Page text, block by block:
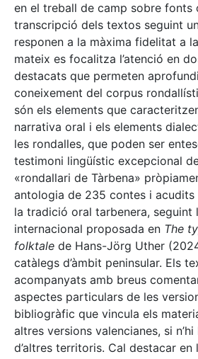
en el treball de camp sobre fonts
transcripció dels textos seguint
responen a la màxima fidelitat a
mateix es focalitza l’atenció en
destacats que permeten
coneixement del corpus
són els elements que
narrativa oral i els elements
les rondalles, que poden ser
testimoni lingüístic excepcional
«rondallari de Tàrbena»
antologia de 235 contes i acudits
la tradició oral tarbenera, seguint
internacional proposada en The
folktale de Hans-Jörg Uther
catàlegs d’àmbit peninsular. Els
acompanyats amb breus
aspectes particulars de les
bibliogràfic que vincula els
altres versions valencianes, si
d’altres territoris. Cal destacar en